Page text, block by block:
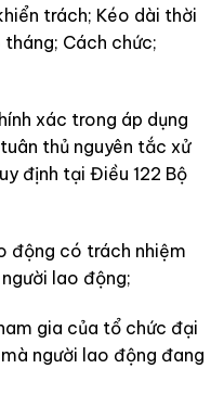
trách; Kéo dài thời
tháng; Cách chức;
xác trong áp dụng
thủ nguyên tắc xử
định tại Điều 122 Bộ
động có trách nhiệm
lao động;
gia của tổ chức đại
người lao động đang